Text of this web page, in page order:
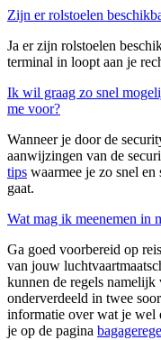
Zijn er rolstoelen
Ja er zijn rolstoelen
terminal in loopt aan je
Ik wil graag zo snel
me voor?
Wanneer je door de
aanwijzingen van de
tips waarmee je zo snel
gaat.
Wat mag ik meenemen in
Ga goed voorbereid op
van jouw
kunnen de regels
onderverdeeld in twee
informatie over wat je wel
je op de pagina